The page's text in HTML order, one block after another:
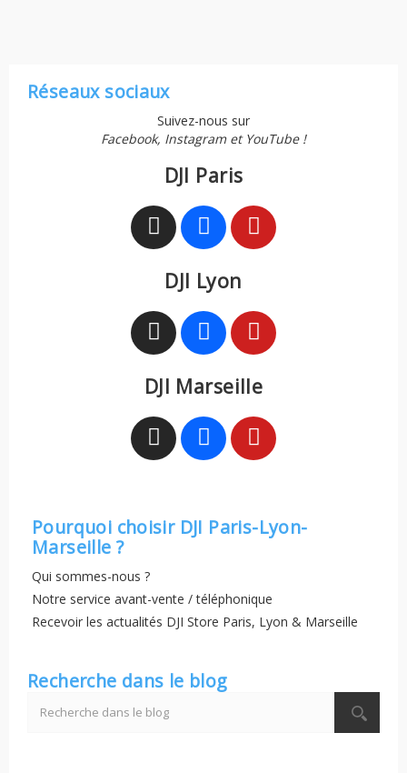
Réseaux sociaux
Suivez-nous sur
Facebook, Instagram et YouTube !
DJI Paris
DJI Lyon
DJI Marseille
Pourquoi choisir DJI Paris-Lyon-
Marseille ?
Qui sommes-nous ?
Notre service avant-vente / téléphonique
Recevoir les actualités DJI Store Paris, Lyon & Marseille
Recherche dans le blog